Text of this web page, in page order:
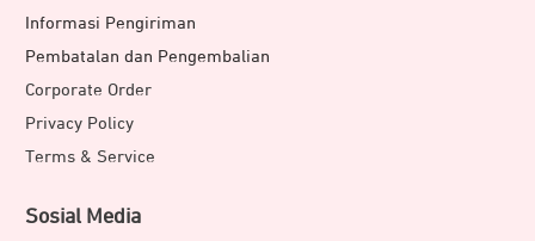
Informasi Pengiriman
Pembatalan dan Pengembalian
Corporate Order
Privacy Policy
Terms & Service
Sosial Media